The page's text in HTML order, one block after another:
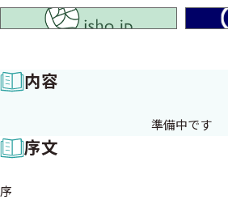
内容
序文
序